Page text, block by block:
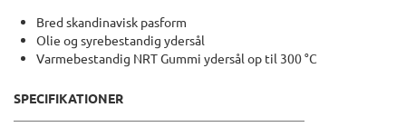
Bred skandinavisk pasform
Olie og syrebestandig ydersål
Varmebestandig NRT Gummi ydersål op til 300 °C
SPECIFIKATIONER